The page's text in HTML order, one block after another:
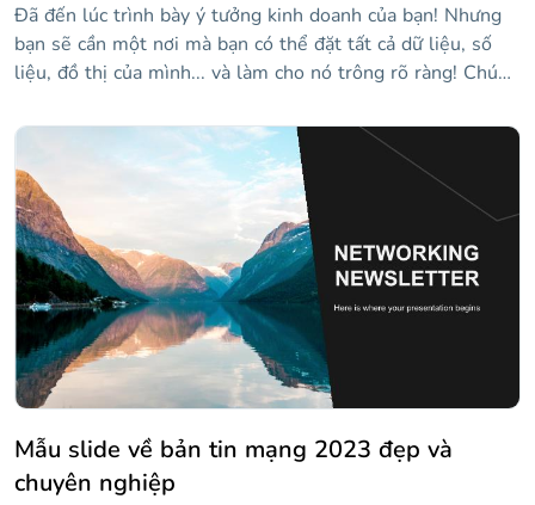
Đã đến lúc trình bày ý tưởng kinh doanh của bạn! Nhưng
bạn sẽ cần một nơi mà bạn có thể đặt tất cả dữ liệu, số
liệu, đồ thị của mình... và làm cho nó trông rõ ràng! Chúng
hảo cho bạn. Phong cách của nó rất đơn giản, nhưng đồng
thời hiện đại và chuyên nghiệp, để điều nổi bật là nội
dung của bạn, bạn chỉ cần điền vào đó dữ liệu bạn muốn
đưa vào. Và đây không chỉ là một thiết kế đẹp (chắc chắn
là như vậy!), Mà còn là một bộ sưu tập đồ họa, biểu tượng,
bảng và đồ họa thông tin sẽ hoàn hảo để trình bày doanh
nghiệp của bạn.
Mẫu slide về bản tin mạng 2023 đẹp và
chuyên nghiệp